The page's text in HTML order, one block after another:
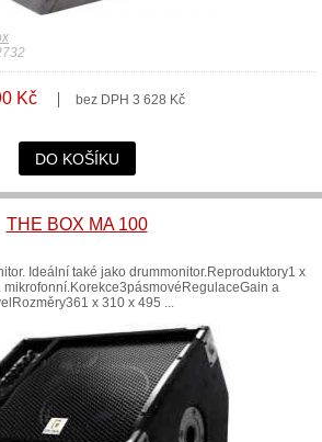
Kč bez DPH 3 628 Kč
DO KOŠÍKU
THE BOX MA 100
Ideální také jako drummonitor.Reproduktory1 x
mikrofonní.Korekce3pásmovéRegulaceGain a
x 310 x 495 ...